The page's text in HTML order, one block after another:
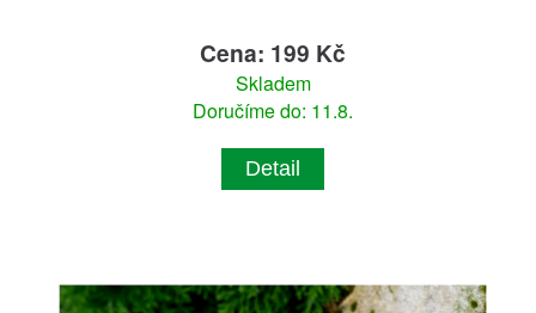
Cena: 199 Kč
Skladem
Doručíme do: 11.8.
Detail